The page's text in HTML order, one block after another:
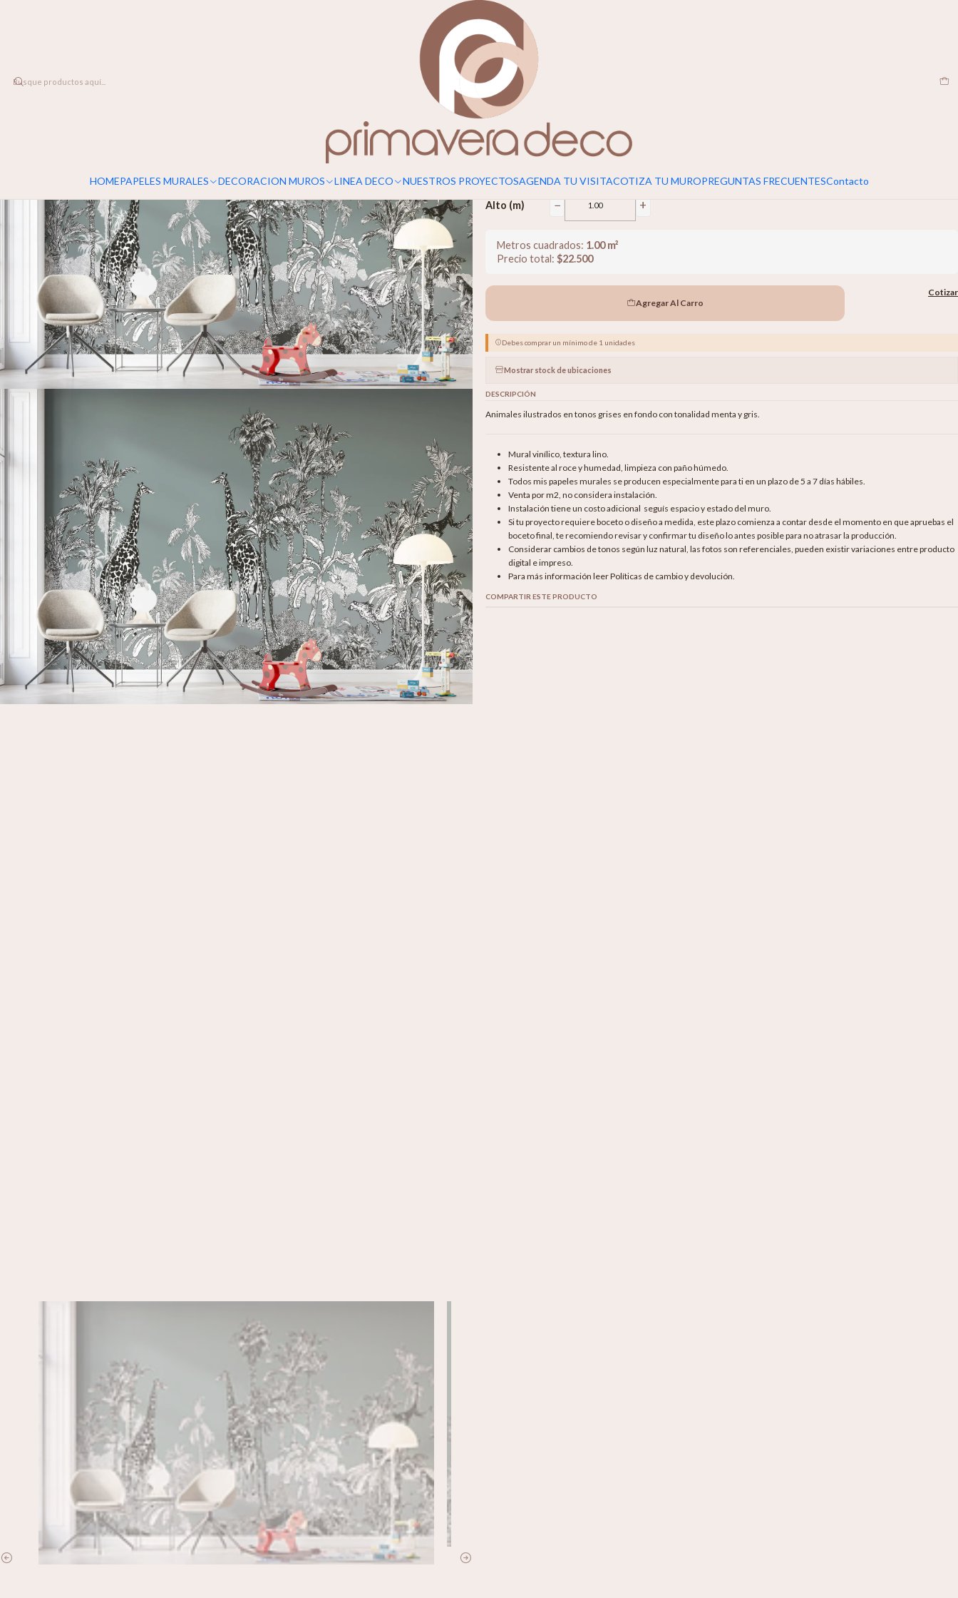
HOMEPAPELES MURALES DECORACION MUROS LINEA DECO NUESTROS PROYECTOSAGENDA TU VISITACOTIZA TU MUROPREGUNTAS FRECUENTESContacto
Para un calce perfecto, considerar sumar 5cm extra al ancho y alto de tu muro
Vida Silvestre
$22.500
Alto (m) − +
Metros cuadrados: 1.00m²
Precio total: $22.500
Agregar Al Carro
Cotizar
Debes comprar un mínimo de 1 unidades
Mostrar stock de ubicaciones
DESCRIPCIÓN
Animales ilustrados en tonos grises en fondo con tonalidad menta y gris.
Mural vinílico, textura lino.
Resistente al roce y humedad, limpieza con paño húmedo.
Todos mis papeles murales se producen especialmente para ti en un plazo de 5 a 7 días hábiles.
Venta por m2, no considera instalación.
Instalación tiene un costo adicional seguís espacio y estado del muro.
Si tu proyecto requiere boceto o diseño a medida, este plazo comienza a contar desde el momento en que apruebas el
boceto final, te recomiendo revisar y confirmar tu diseño lo antes posible para no atrasar la producción.
Considerar cambios de tonos según luz natural, las fotos son referenciales, pueden existir variaciones entre producto
digital e impreso.
Para más información leer Políticas de cambio y devolución.
COMPARTIR ESTE PRODUCTO